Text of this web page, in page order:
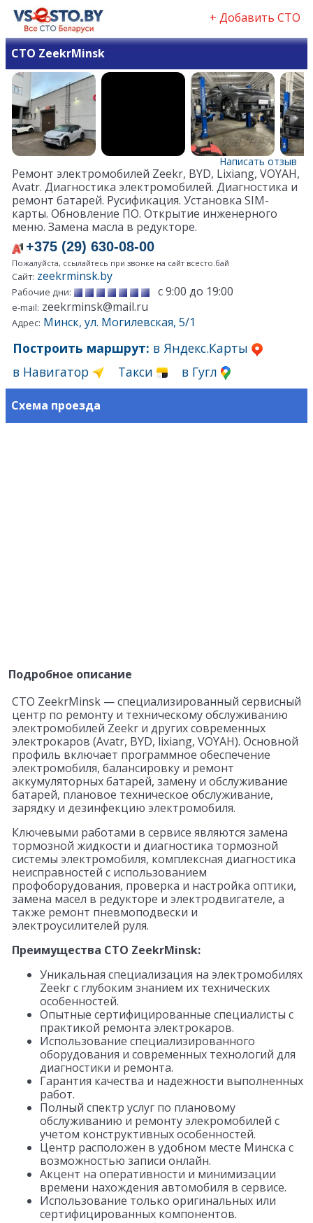
+ Добавить СТО
СТО ZeekrMinsk
Написать отзыв
Ремонт электромобилей Zeekr, BYD, Lixiang, VOYAH,
Avatr. Диагностика электромобилей. Диагностика и
ремонт батарей. Русификация. Установка SIM-
карты. Обновление ПО. Открытие инженерного
меню. Замена масла в редукторе.
+375 (29) 630-08-00
Пожалуйста, ссылайтесь при звонке на сайт всесто.бай
Сайт: zeekrminsk.by
Рабочие дни: с 9:00 до 19:00
e-mail: zeekrminsk@mail.ru
Адрес: Минск, ул. Могилевская, 5/1
Построить маршрут: в Яндекс.Карты
в Навигатор
Такси в Гугл
Схема проезда
Подробное описание
СТО ZeekrMinsk — специализированный сервисный
центр по ремонту и техническому обслуживанию
электромобилей Zeekr и других современных
электрокаров (Avatr, BYD, lixiang, VOYAH). Основной
профиль включает программное обеспечение
электромобиля, балансировку и ремонт
аккумуляторных батарей, замену и обслуживание
батарей, плановое техническое обслуживание,
зарядку и дезинфекцию электромобиля.
Ключевыми работами в сервисе являются замена
тормозной жидкости и диагностика тормозной
системы электромобиля, комплексная диагностика
неисправностей с использованием
профоборудования, проверка и настройка оптики,
замена масел в редукторе и электродвигателе, а
также ремонт пневмоподвески и
электроусилителей руля.
Преимущества СТО ZeekrMinsk:
Уникальная специализация на электромобилях
Zeekr с глубоким знанием их технических
особенностей.
Опытные сертифицированные специалисты с
практикой ремонта электрокаров.
Использование специализированного
оборудования и современных технологий для
диагностики и ремонта.
Гарантия качества и надежности выполненных
работ.
Полный спектр услуг по плановому
обслуживанию и ремонту элекромобилей с
учетом конструктивных особенностей.
Центр расположен в удобном месте Минска с
возможностью записи онлайн.
Акцент на оперативности и минимизации
времени нахождения автомобиля в сервисе.
Использование только оригинальных или
сертифицированных компонентов.